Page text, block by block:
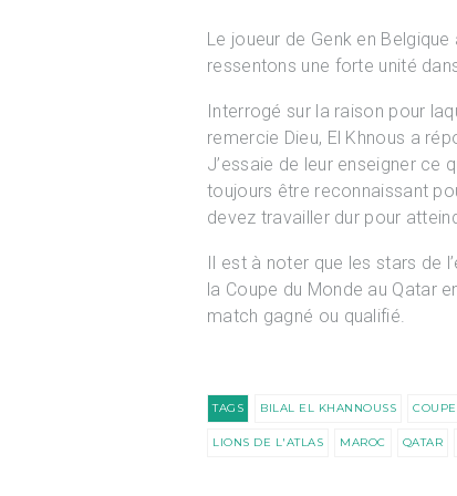
Le joueur de Genk en
ressentons une forte unité
Interrogé sur la raison pour
remercie Dieu, El Khnous a
J’essaie de leur enseigner ce
toujours être reconnaissant
devez travailler dur pour
Il est à noter que les stars de
la Coupe du Monde au Qatar
match gagné ou qualifié.
TAGS BILAL EL KHANNOUSS
LIONS DE L'ATLAS MAROC QATAR